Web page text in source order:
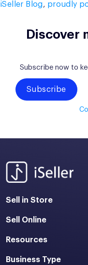
iSeller Blog, proudly
Discover
Subscribe now to
Subscribe
Sell in Store
Sell Online
Resources
Business Type